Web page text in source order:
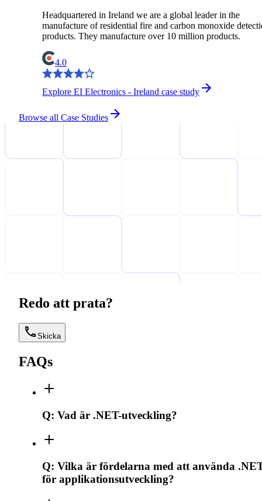
Headquartered in Ireland we are a global leader in the
manufacture of residential fire and carbon monoxide
products. They manufacture over 10 million products.
4.0
Explore EI Electronics - Ireland case study
Browse all Case Studies
Redo att prata?
Skicka
FAQs
Q: Vad är .NET-utveckling?
Q: Vilka är fördelarna med att använda
för applikationsutveckling?